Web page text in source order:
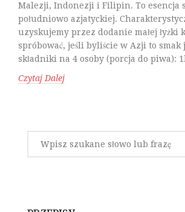
Malezji, Indonezji i Filipin. To esencja
południowo azjatyckiej.
uzyskujemy przez dodanie małej łyżki
spróbować, jeśli byliście w Azji to smak
składniki na 4 osoby (porcja do piwa):
Czytaj Dalej